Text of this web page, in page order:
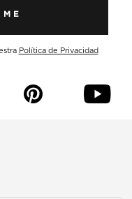
Política de Privacidad
p y